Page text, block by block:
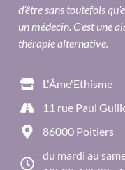
d’être sans toutefois
un médecin. C’est une
thérapie alternative.
L'Âme'Ethisme
11 rue Paul
86000 Poitiers
du mardi au